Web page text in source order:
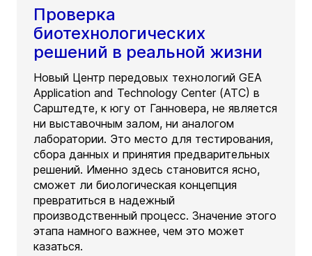
Проверка
биотехнологических
решений в реальной жизни
Новый Центр передовых технологий GEA
Application and Technology Center (ATC) в
Сарштедте, к югу от Ганновера, не является
ни выставочным залом, ни аналогом
лаборатории. Это место для тестирования,
сбора данных и принятия предварительных
решений. Именно здесь становится ясно,
сможет ли биологическая концепция
превратиться в надежный
производственный процесс. Значение этого
этапа намного важнее, чем это может
казаться.